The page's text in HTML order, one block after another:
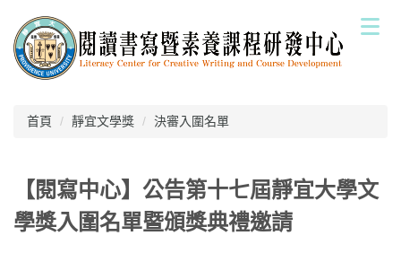
到
主
要
首頁 靜宜文學獎 決審入圍名單
【閱寫中心】公告第十七屆靜宜大學文
學獎入圍名單暨頒獎典禮邀請